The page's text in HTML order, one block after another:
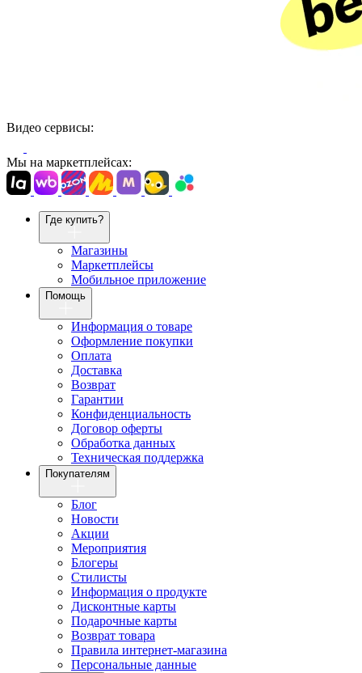
Видео сервисы:
Мы на маркетплейсах:
Где купить?
Магазины
Маркетплейсы
Мобильное приложение
Помощь
Информация о товаре
Оформление покупки
Оплата
Доставка
Возврат
Гарантии
Конфиденциальность
Договор оферты
Обработка данных
Техническая поддержка
Покупателям
Блог
Новости
Акции
Мероприятия
Блогеры
Стилисты
Информация о продукте
Дисконтные карты
Подарочные карты
Возврат товара
Правила интернет-магазина
Персональные данные